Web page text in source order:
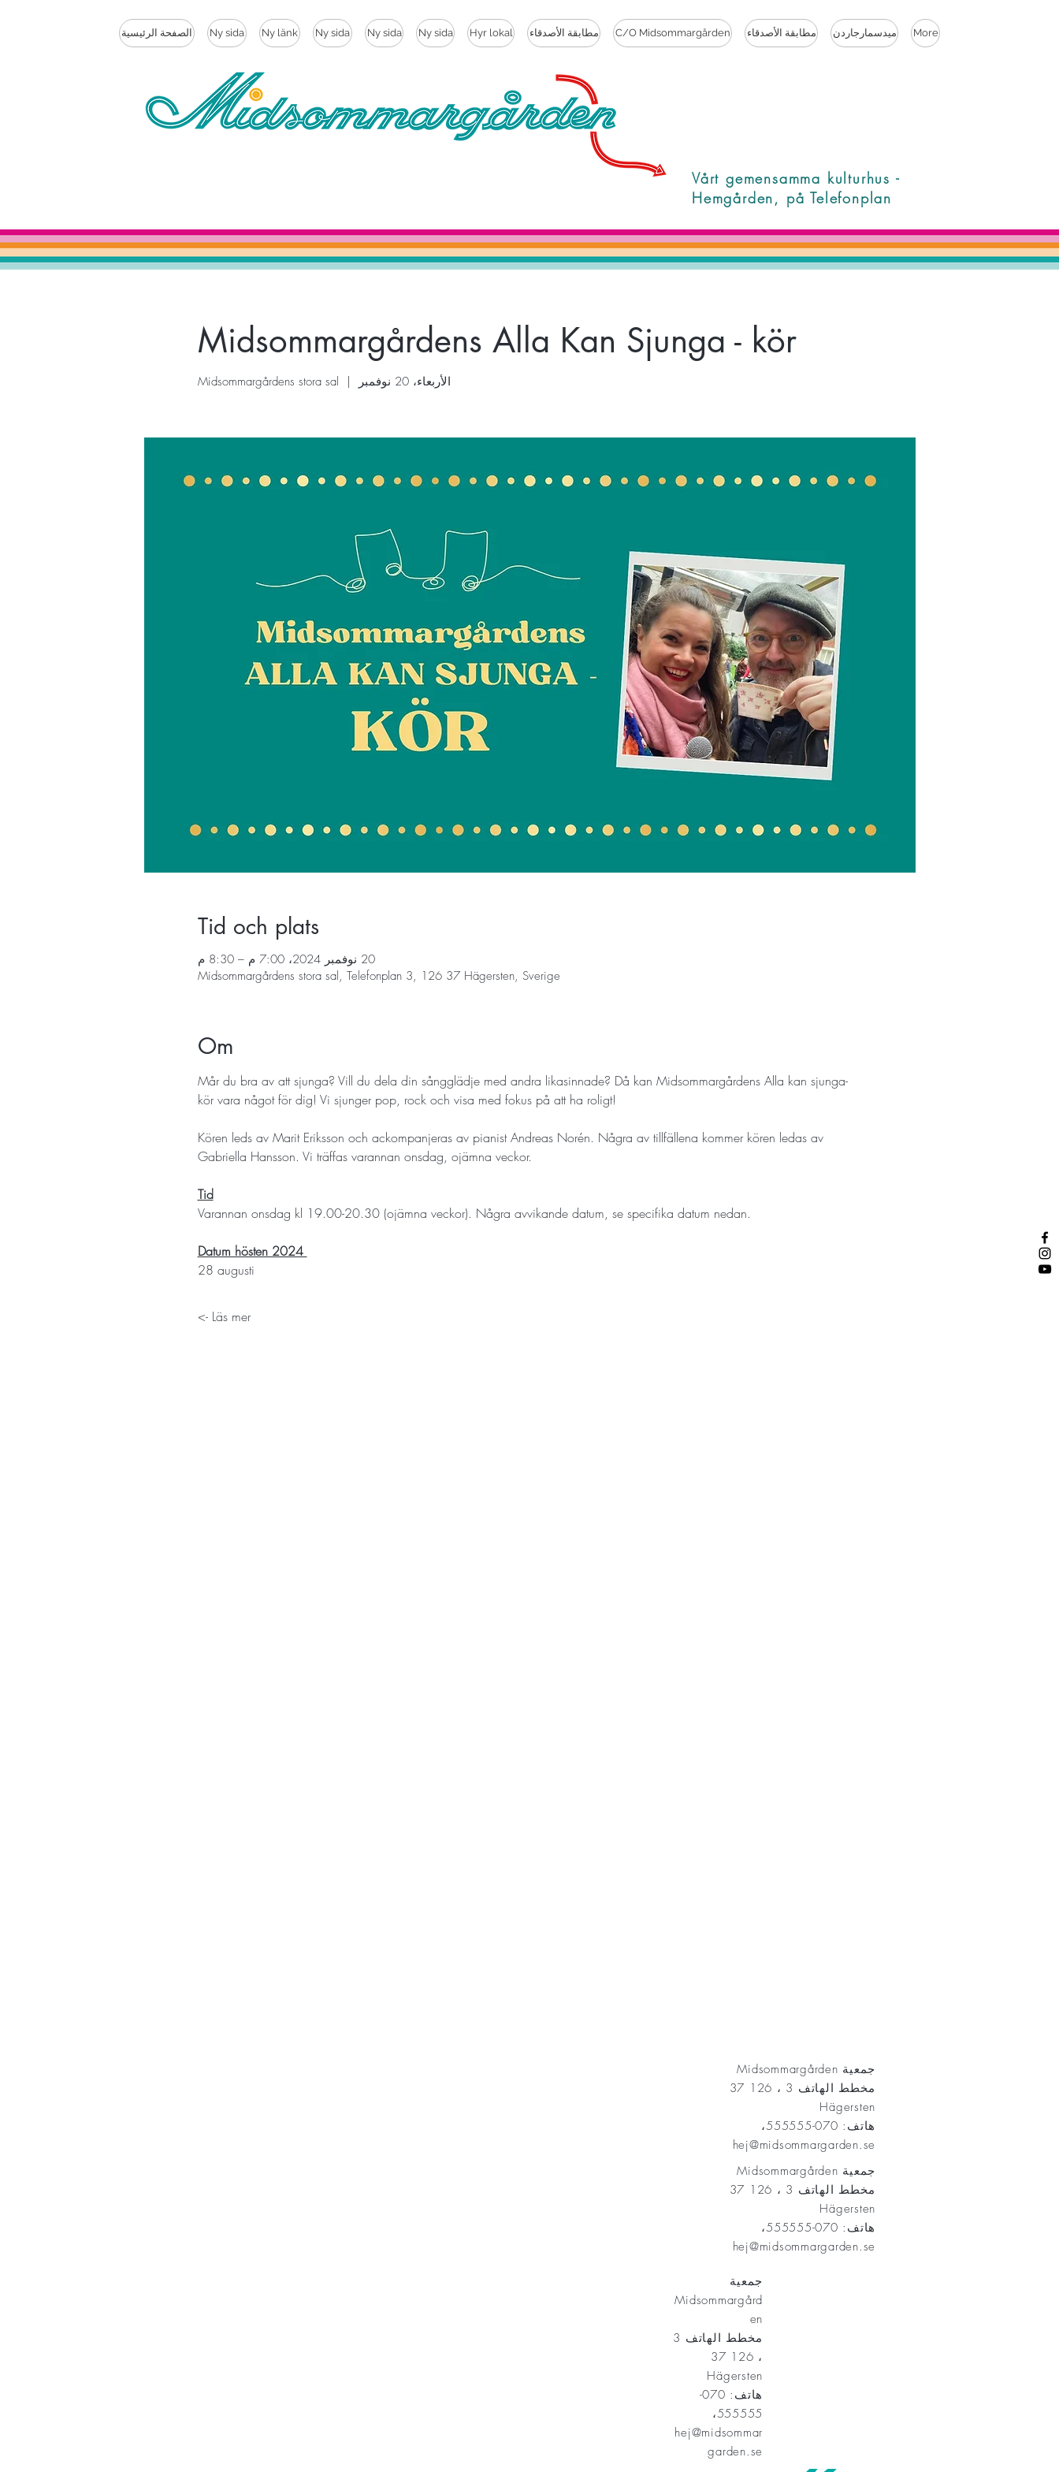
الصفحة الرئيسية Ny sida Ny länk Ny sida Ny sida Ny sida Hyr lokal مطابقة الأصدقاء C/O Midsommargården مطابقة الأصدقاء ميدسمارجاردن More
Vårt gemensamma kulturhus -
Hemgården, på Telefonplan
Midsommargårdens Alla Kan Sjunga - kör
الأربعاء، 20 نوفمبر
  |
Midsommargårdens stora sal
Tid och plats
20 نوفمبر 2024، 7:00 م – 8:30 م
Midsommargårdens stora sal, Telefonplan 3, 126 37 Hägersten, Sverige
Om
Mår du bra av att sjunga? Vill du dela din sångglädje med andra likasinnade? Då kan Midsommargårdens Alla kan sjunga-
kör vara något för dig! Vi sjunger pop, rock och visa med fokus på att ha roligt!
Kören leds av Marit Eriksson och ackompanjeras av pianist Andreas Norén. Några av tillfällena kommer kören ledas av
Gabriella Hansson. Vi träffas varannan onsdag, ojämna veckor.
Tid
Varannan onsdag kl 19.00-20.30 (ojämna veckor). Några avvikande datum, se specifika datum nedan.
Datum hösten 2024
28 augusti
Läs mer ->
جمعية Midsommargården
مخطط الهاتف 3 ، 126 37
Hägersten
هاتف: 070-555555،
hej@midsommargarden.se
جمعية Midsommargården
مخطط الهاتف 3 ، 126 37
Hägersten
هاتف: 070-555555،
hej@midsommargarden.se
جمعية
Midsommargård
en
مخطط الهاتف 3
، 126 37
Hägersten
هاتف: 070-
555555،
hej@midsommar
garden.se